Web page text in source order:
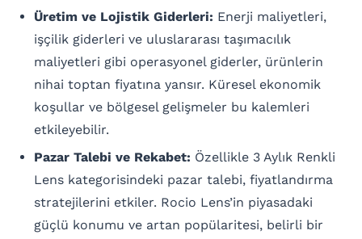
Üretim ve Lojistik Giderleri: Enerji maliyetleri,
işçilik giderleri ve uluslararası taşımacılık
maliyetleri gibi operasyonel giderler, ürünlerin
nihai toptan fiyatına yansır. Küresel ekonomik
koşullar ve bölgesel gelişmeler bu kalemleri
etkileyebilir.
Pazar Talebi ve Rekabet: Özellikle 3 Aylık Renkli
Lens kategorisindeki pazar talebi, fiyatlandırma
stratejilerini etkiler. Rocio Lens’in piyasadaki
güçlü konumu ve artan popülaritesi, belirli bir